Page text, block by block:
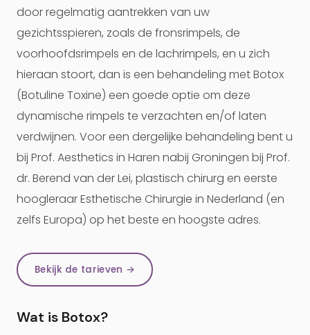
door regelmatig aantrekken van uw
gezichtsspieren, zoals de fronsrimpels, de
voorhoofdsrimpels en de lachrimpels, en u zich
hieraan stoort, dan is een behandeling met Botox
(Botuline Toxine) een goede optie om deze
dynamische rimpels te verzachten en/of laten
verdwijnen. Voor een dergelijke behandeling bent u
bij Prof. Aesthetics in Haren nabij Groningen bij Prof.
dr. Berend van der Lei, plastisch chirurg en eerste
hoogleraar Esthetische Chirurgie in Nederland (en
zelfs Europa) op het beste en hoogste adres.
Bekijk de tarieven →
Wat is Botox?